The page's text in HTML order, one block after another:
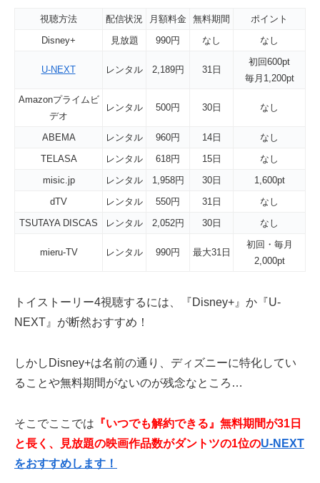
視聴方法 配信状況 月額料金 無料期間
ポイント
Disney+
見放題 990円 なし なし
U-NEXT レンタル 2,189円 31日
初回600pt
毎月1,200pt
Amazonプライムビ
デオ
レンタル 500円 30日 なし
ABEMA レンタル 960円 14日
なし
TELASA
レンタル 618円 15日
なし
misic.jp
レンタル 1,958円 30日
1,600pt
dTV
レンタル 550円 31日
なし
TSUTAYA DISCAS
レンタル 2,052円 30日 なし
mieru-TV レンタル 990円 最大31日
初回・毎月
2,000pt
トイストーリー4視聴するには、『Disney+』か『U-
NEXT』が断然おすすめ！
しかしDisney+は名前の通り、ディズニーに特化してい
ることや無料期間がないのが残念なところ…
そこでここでは 『いつでも解約できる』無料期間が31日
と長く、見放題の映画作品数がダントツの1位のU-NEXT
をおすすめします！